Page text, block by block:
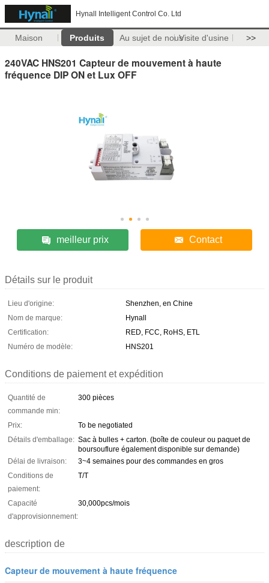
Hynall Intelligent Control Co. Ltd
Maison Produits Au sujet de nousVisite d'usine >>
240VAC HNS201 Capteur de mouvement à haute
fréquence DIP ON et Lux OFF
meilleur prix Contact
Détails sur le produit
Lieu d'origine:
Shenzhen, en Chine
Nom de marque:
Hynall
Certification:
RED, FCC, RoHS, ETL
Numéro de modèle:
HNS201
Conditions de paiement et expédition
Quantité de
commande min:
300 pièces
Prix:
To be negotiated
Détails d'emballage: Sac à bulles + carton. (boîte de couleur ou paquet de
boursouflure également disponible sur demande)
Délai de livraison:
3~4 semaines pour des commandes en gros
Conditions de
paiement:
T/T
Capacité
d'approvisionnement:
30,000pcs/mois
description de
Capteur de mouvement à haute fréquence